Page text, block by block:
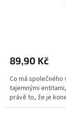
89,90 Kč
Co má společného
tajemnými
právě to, že je